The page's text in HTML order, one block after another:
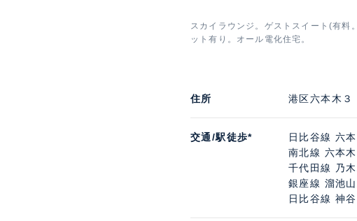
スカイラウンジ。ゲストスイート(有
ット有り。オール電化住宅。
住所 港区六本木３
交通/駅徒歩*
日比谷線 六
南北線 六本
千代田線 乃
銀座線 溜池
日比谷線 神